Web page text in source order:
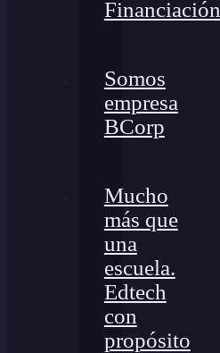
Financiación
Somos
empresa
BCorp
Mucho
más que
una
escuela.
Edtech
con
propósito